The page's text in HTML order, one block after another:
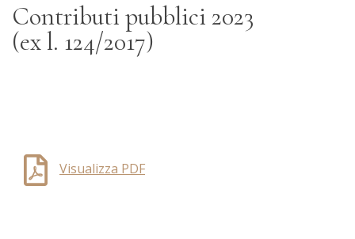
Contributi pubblici 2023
(ex l. 124/2017)
Visualizza PDF